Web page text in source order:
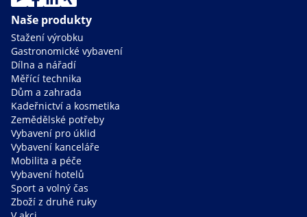
Naše produkty
Stažení výrobku
Gastronomické vybavení
Dílna a nářadí
Měřící technika
Dům a zahrada
Kadeřnictví a kosmetika
Zemědělské potřeby
Vybavení pro úklid
Vybavení kanceláře
Mobilita a péče
Vybavení hotelů
Sport a volný čas
Zboží z druhé ruky